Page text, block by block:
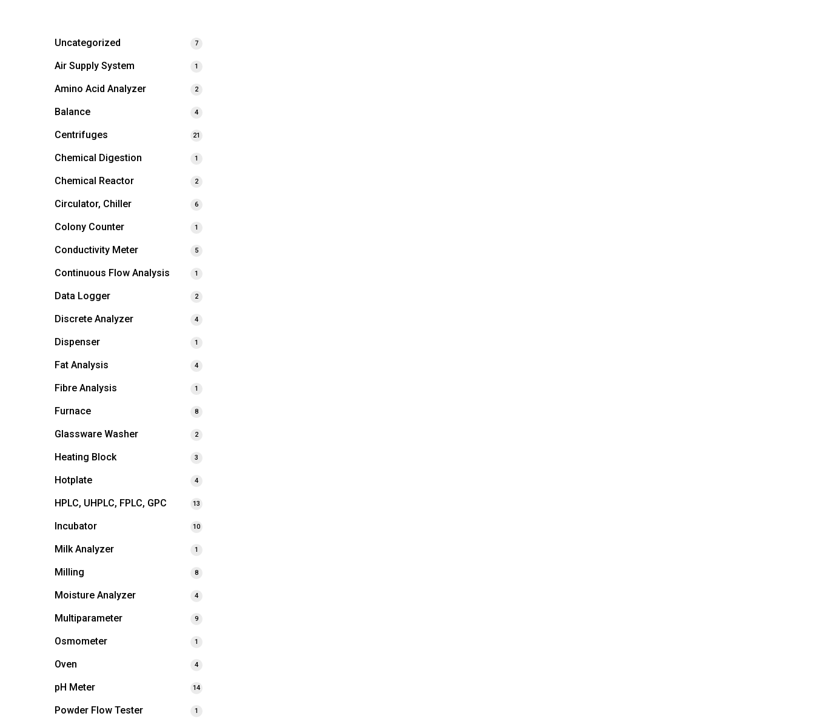
Uncategorized 7
Air Supply System 1
Amino Acid Analyzer 2
Balance 4
Centrifuges 21
Chemical Digestion 1
Chemical Reactor 2
Circulator, Chiller 6
Colony Counter 1
Conductivity Meter 5
Continuous Flow Analysis 1
Data Logger 2
Discrete Analyzer 4
Dispenser 1
Fat Analysis 4
Fibre Analysis 1
Furnace 8
Glassware Washer 2
Heating Block 3
Hotplate 4
HPLC, UHPLC, FPLC, GPC 13
Incubator 10
Milk Analyzer 1
Milling 8
Moisture Analyzer 4
Multiparameter 9
Osmometer 1
Oven 4
pH Meter 14
Powder Flow Tester 1